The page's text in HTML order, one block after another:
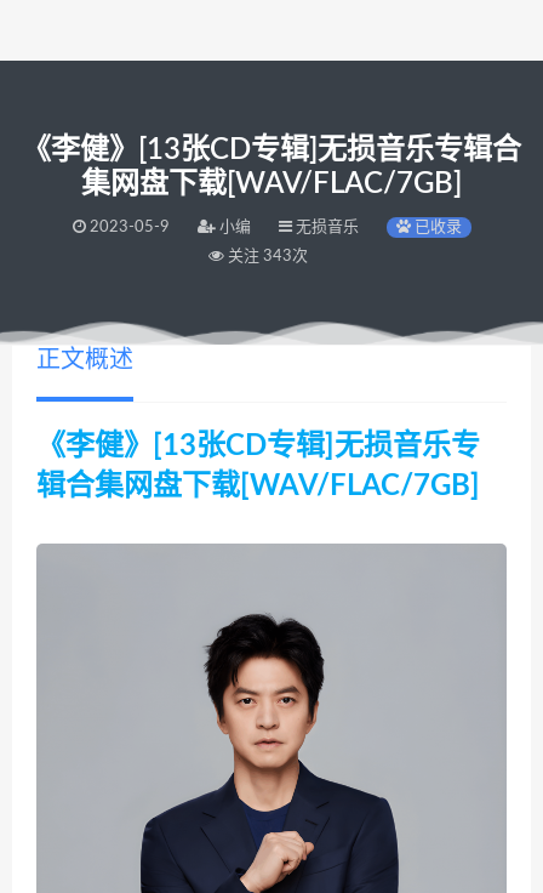
《李健》[13张CD专辑]无损音乐专辑合
集网盘下载[WAV/FLAC/7GB]
2023-05-9 小编 无损音乐
已收录
关注 343次
正文概述
《李健》[13张CD专辑]无损音乐专
辑合集网盘下载[WAV/FLAC/7GB]